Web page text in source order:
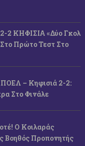
ΚΗΦΙΣΙΑ «Δύο Γκολ
Πρώτο Τεστ Στο
– Κηφισιά 2-2:
Στο Φινάλε
Ο Κοιλαράς
Βοηθός Προπονητής